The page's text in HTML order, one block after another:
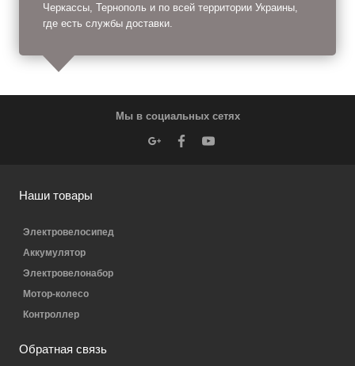
Черкассы, Тернополь и по всей территории Украины,
где есть службы доставки.
Мы в социальных сетях
Наши товары
Электровелосипед
Аккумулятор
Электровелонабор
Мотор-колесо
Контроллер
Обратная связь